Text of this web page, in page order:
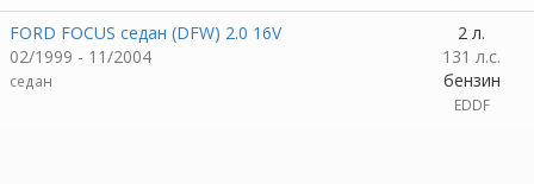
FORD FOCUS седан (DFW) 2.0 16V
02/1999 - 11/2004
седан
2 л.
131 л.с.
бензин
EDDF